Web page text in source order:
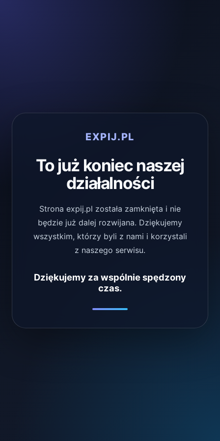
EXPIJ.PL
To już koniec naszej
działalności
Strona expij.pl została zamknięta i nie
będzie już dalej rozwijana. Dziękujemy
wszystkim, którzy byli z nami i korzystali
z naszego serwisu.
Dziękujemy za wspólnie spędzony
czas.